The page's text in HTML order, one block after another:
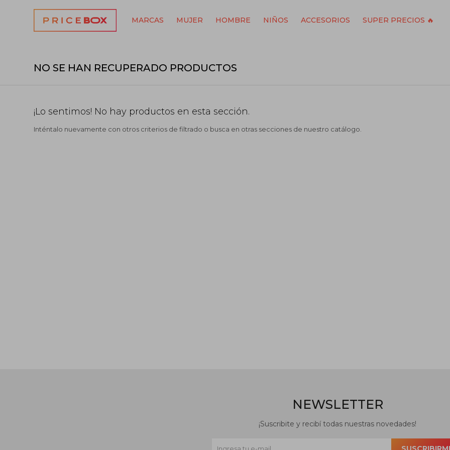
MARCAS MUJER HOMBRE NIÑOS ACCESORIOS SUPER PRECIOS 🔥
NO SE HAN RECUPERADO PRODUCTOS
¡Lo sentimos! No hay productos en esta sección.
Inténtalo nuevamente con otros criterios de filtrado o busca en otras secciones de nuestro catálogo.
NEWSLETTER
¡Suscribite y recibí todas nuestras novedades!